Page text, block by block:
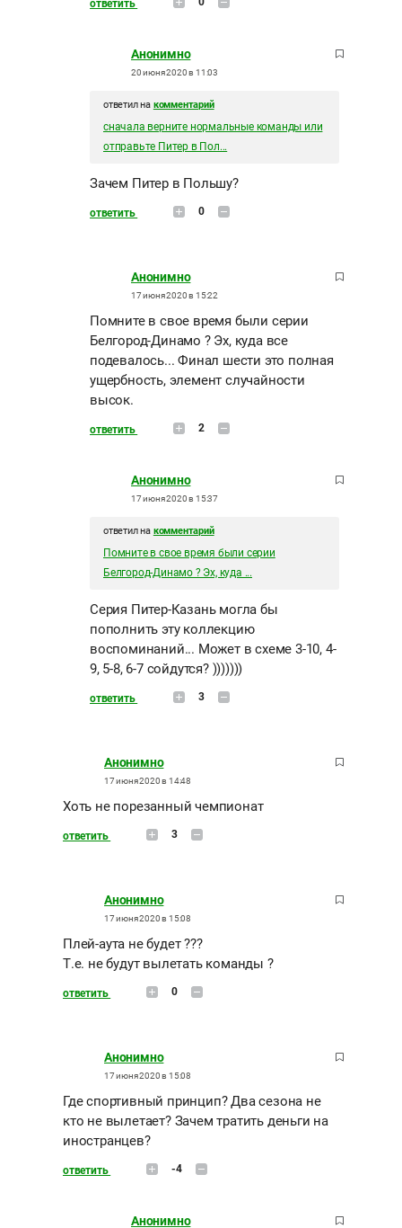
ответить
Анонимно
20 июня 2020 в 11:03
ответил на комментарий
сначала верните нормальные команды или
отправьте Питер в Пол...
Зачем Питер в Польшу?
ответить 0
Анонимно
17 июня 2020 в 15:22
Помните в свое время были серии
Белгород-Динамо ? Эх, куда все
подевалось... Финал шести это полная
ущербность, элемент случайности
высок.
ответить 2
Анонимно
17 июня 2020 в 15:37
ответил на комментарий
Помните в свое время были серии
Белгород-Динамо ? Эх, куда ...
Серия Питер-Казань могла бы
пополнить эту коллекцию
воспоминаний... Может в схеме 3-10, 4-
9, 5-8, 6-7 сойдутся? )))))))
ответить 3
Анонимно
17 июня 2020 в 14:48
Хоть не порезанный чемпионат
ответить 3
Анонимно
17 июня 2020 в 15:08
Плей-аута не будет ???
Т.е. не будут вылетать команды ?
ответить 0
Анонимно
17 июня 2020 в 15:08
Где спортивный принцип? Два сезона не
кто не вылетает? Зачем тратить деньги на
иностранцев?
ответить -4
Анонимно